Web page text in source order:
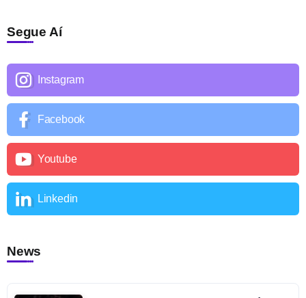
Segue Aí
Instagram
Facebook
Youtube
Linkedin
News